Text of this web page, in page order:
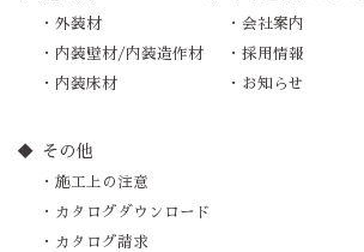
外装材
内装壁材/内装造作材
内装床材
会社案内
採用情報
お知らせ
その他
施工上の注意
カタログダウンロード
カタログ請求